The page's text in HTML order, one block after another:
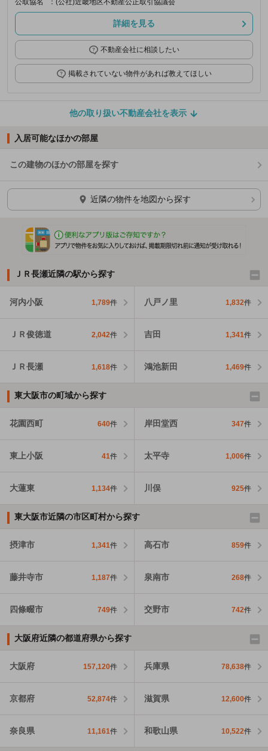
公取協名 ：(公社)近畿地区不動産公正取引協議会
詳細を見る
不動産会社に相談したい
掲載されていない物件があれば教えてほしい
他の取り扱い不動産会社を表示
入居可能なほかの部屋
この建物のほかの部屋を探す
ほかの部屋を検索中…
近隣の物件を地図から探す
ＪＲ長瀬近隣の駅から探す
河内小阪 1,789件 八戸ノ里 1,832件
ＪＲ俊徳道 2,042件 吉田 1,341件
ＪＲ長瀬 1,618件 鴻池新田 1,469件
東大阪市の町域から探す
花園西町 640件 岸田堂西 347件
東上小阪 41件 太平寺 1,006件
大蓮東 1,134件 川俣 925件
東大阪市近隣の市区町村から探す
摂津市 1,341件 高石市 859件
藤井寺市 1,187件 泉南市 268件
四條畷市 749件 交野市 742件
大阪府近隣の都道府県から探す
大阪府 157,120件 兵庫県 78,638件
京都府 52,874件 滋賀県 12,600件
奈良県 11,161件 和歌山県 10,522件